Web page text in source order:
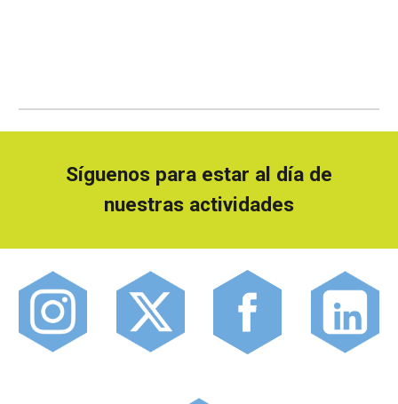
Síguenos para estar al día de
nuestras actividades